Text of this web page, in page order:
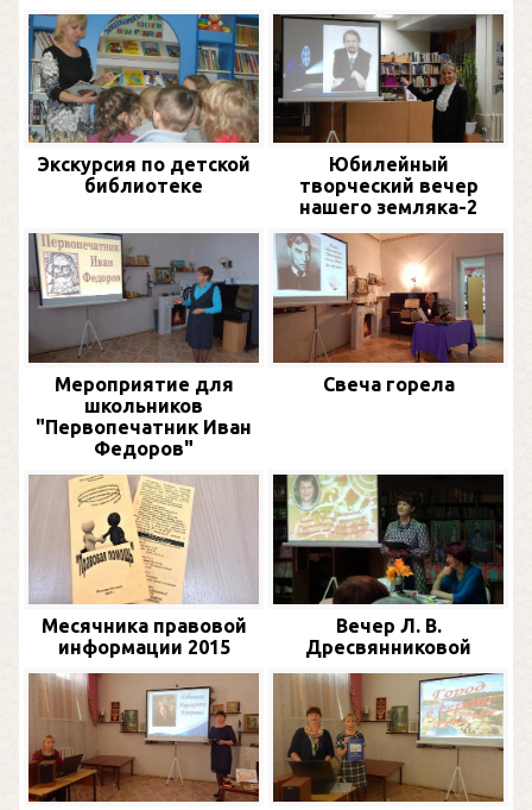
Экскурсия по детской
библиотеке
Юбилейный
творческий вечер
нашего земляка-2
Мероприятие для
школьников
"Первопечатник Иван
Федоров"
Свеча горела
Месячника правовой
информации 2015
Вечер Л. В.
Дресвянниковой